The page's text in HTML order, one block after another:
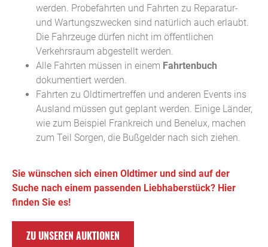
werden. Probefahrten und Fahrten zu Reparatur-
und Wartungszwecken sind natürlich auch erlaubt.
Die Fahrzeuge dürfen nicht im öffentlichen
Verkehrsraum abgestellt werden.
Alle Fahrten müssen in einem Fahrtenbuch
dokumentiert werden.
Fahrten zu Oldtimertreffen und anderen Events ins
Ausland müssen gut geplant werden. Einige Länder,
wie zum Beispiel Frankreich und Benelux, machen
zum Teil Sorgen, die Bußgelder nach sich ziehen.
Sie wünschen sich einen Oldtimer und sind auf der
Suche nach einem passenden Liebhaberstück? Hier
finden Sie es!
ZU UNSEREN AUKTIONEN